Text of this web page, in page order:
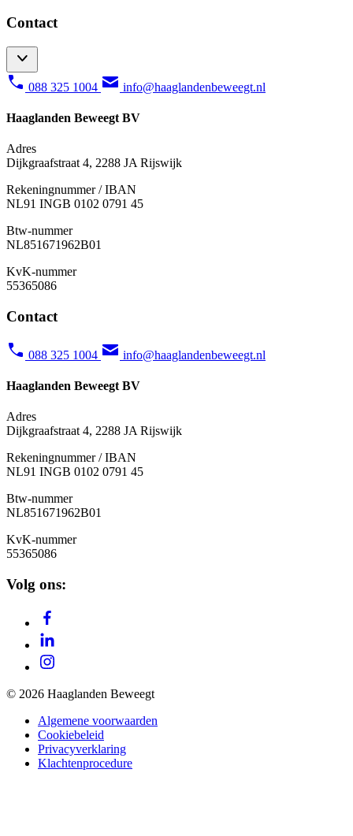
Contact
088 325 1004 info@haaglandenbeweegt.nl
Haaglanden Beweegt BV
Adres
Dijkgraafstraat 4, 2288 JA Rijswijk
Rekeningnummer / IBAN
NL91 INGB 0102 0791 45
Btw-nummer
NL851671962B01
KvK-nummer
55365086
Contact
088 325 1004 info@haaglandenbeweegt.nl
Haaglanden Beweegt BV
Adres
Dijkgraafstraat 4, 2288 JA Rijswijk
Rekeningnummer / IBAN
NL91 INGB 0102 0791 45
Btw-nummer
NL851671962B01
KvK-nummer
55365086
Volg ons:
© 2026 Haaglanden Beweegt
Algemene voorwaarden
Cookiebeleid
Privacyverklaring
Klachtenprocedure